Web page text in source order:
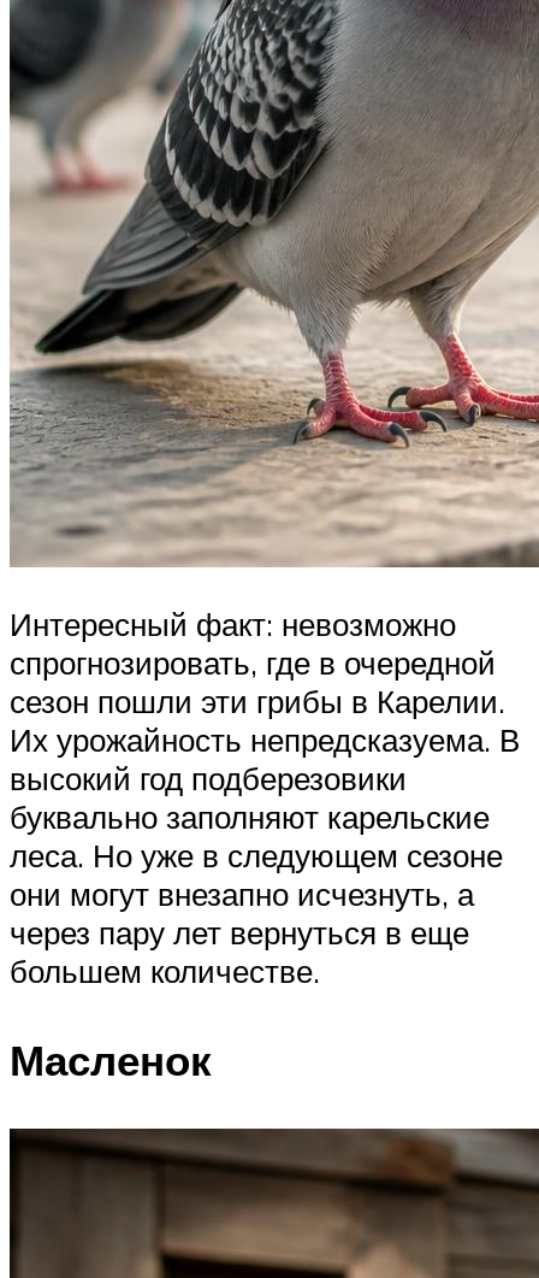
Интересный факт: невозможно
спрогнозировать, где в очередной
сезон пошли эти грибы в Карелии.
Их урожайность непредсказуема. В
высокий год подберезовики
буквально заполняют карельские
леса. Но уже в следующем сезоне
они могут внезапно исчезнуть, а
через пару лет вернуться в еще
большем количестве.
Масленок